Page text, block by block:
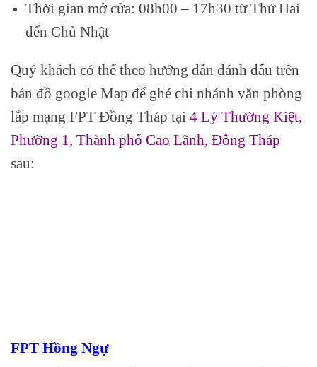
Thời gian mở cửa: 08h00 – 17h30 từ Thứ Hai
đến Chủ Nhật
Quý khách có thể theo hướng dẫn đánh dấu trên
bản đồ google Map để ghé chi nhánh văn phòng
lắp mạng FPT Đồng Tháp tại 4 Lý Thường Kiệt,
Phường 1, Thành phố Cao Lãnh, Đồng Tháp
sau:
FPT Hồng Ngự